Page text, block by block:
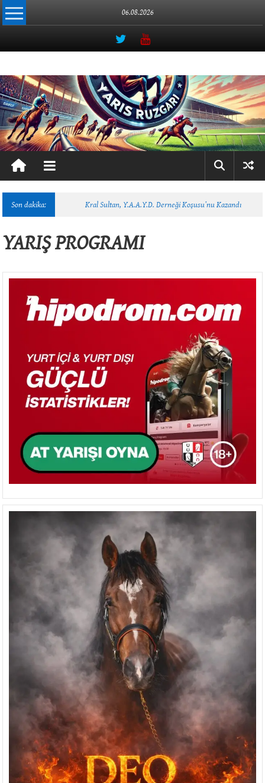
İçeriğe
geç
06.08.2026
Yarış
Rüzgarı
Atçılığın
Online
Adresi
Son dakika: Kral Sultan, Y.A.A.Y.D. Derneği Koşusu’nu Kazandı
YARIŞ PROGRAMI